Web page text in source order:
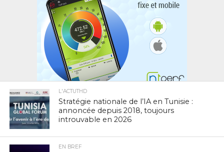
L'ACTUTHD
Stratégie nationale de l’IA en Tunisie :
annoncée depuis 2018, toujours
introuvable en 2026
EN BREF